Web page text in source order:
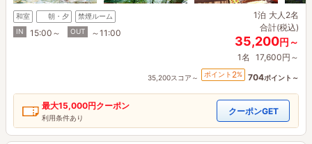
和室 朝・夕
禁煙ルーム
IN
15:00～ OUT ～11:00
1泊 大人2名
合計(税込)
35,200円～
1名 17,600円～
35,200スコア～ ポイント 2% 704ポイント～
最大15,000円クーポン
利用条件あり
クーポンGET